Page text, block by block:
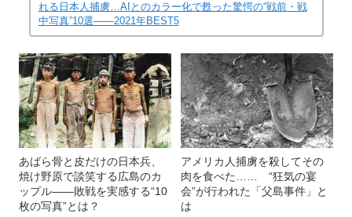
れる日本人捕虜…AIとのカラー化で甦った驚愕の“戦前・戦
中写真”10選――2021年BEST5
あばら骨と皮だけの日本兵、
焼け野原で談笑する広島のカ
ップル――敗戦を実感する“10
枚の写真”とは？
アメリカ人捕虜を殺してその
肉を食べた…… “狂気の宴
会”が行われた「父島事件」と
は